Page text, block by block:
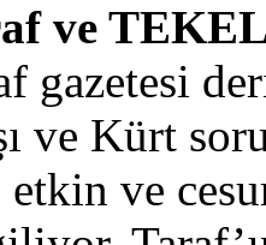
ve
gazetesi
ve Kürt
ve